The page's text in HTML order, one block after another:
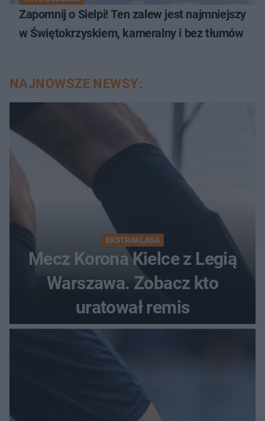
Zapomnij o Sielpi! Ten zalew jest najmniejszy
w Świętokrzyskiem, kameralny i bez tłumów
NAJNOWSZE NEWSY:
EKSTRAKLASA
Mecz Korona Kielce z Legią
Warszawa. Zobacz kto
uratował remis